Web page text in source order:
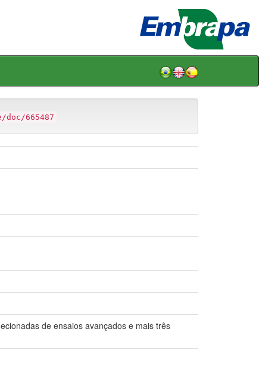
665487
de ensaios avançados e mais três